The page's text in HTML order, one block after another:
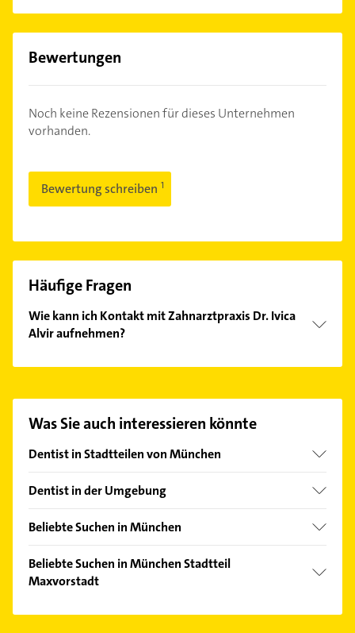
Bewertungen
Noch keine Rezensionen für dieses Unternehmen
vorhanden.
Bewertung schreiben
Häufige Fragen
Wie kann ich Kontakt mit Zahnarztpraxis Dr. Ivica
Alvir aufnehmen?
finden Sie alleKontaktdaten.
Was Sie auch interessieren könnte
Dentist in Stadtteilen von München
Allach
Am Hart
Aubing
Bogenhausen
Dentist in der Umgebung
Neuried Kreis München
Pullach im Isartal
Gräfelfing
Beliebte Suchen in München
Immobilien
Immobilienmakler
Beliebte Suchen in München Stadtteil
Maxvorstadt